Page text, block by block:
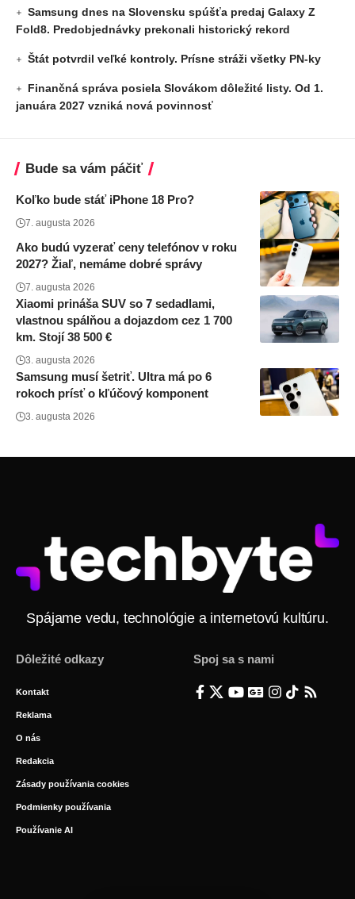
Samsung dnes na Slovensku spúšťa predaj Galaxy Z
Fold8. Predobjednávky prekonali historický rekord
Štát potvrdil veľké kontroly. Prísne stráži všetky PN-ky
Finančná správa posiela Slovákom dôležité listy. Od 1.
januára 2027 vzniká nová povinnosť
Bude sa vám páčiť
Koľko bude stáť iPhone 18 Pro?
7. augusta 2026
Ako budú vyzerať ceny telefónov v roku
2027? Žiaľ, nemáme dobré správy
7. augusta 2026
Xiaomi prináša SUV so 7 sedadlami,
vlastnou spálňou a dojazdom cez 1 700
km. Stojí 38 500 €
3. augusta 2026
Samsung musí šetriť. Ultra má po 6
rokoch prísť o kľúčový komponent
3. augusta 2026
Spájame vedu, technológie a internetovú kultúru.
Dôležité odkazy
Kontakt
Reklama
O nás
Redakcia
Zásady používania cookies
Podmienky používania
Používanie AI
Spoj sa s nami